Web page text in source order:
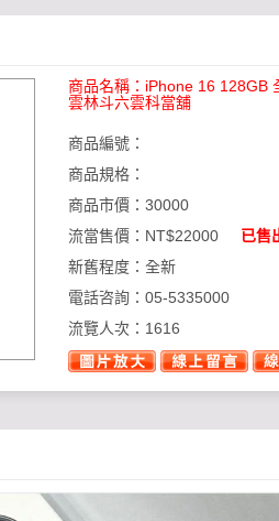
商品名稱： iPhone 16 128GB
雲林斗六雲科當舖
商品編號：
商品規格：
商品市價：30000
流當售價： NT$22000
已售
新舊程度：全新
電話咨詢：05-5335000
流覽人次： 1616